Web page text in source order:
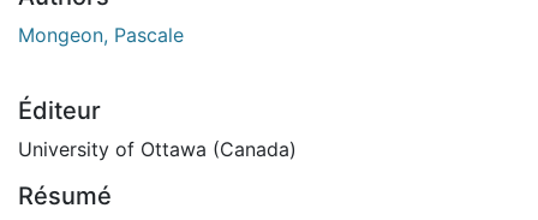
Mongeon, Pascale
Éditeur
University of Ottawa (Canada)
Résumé